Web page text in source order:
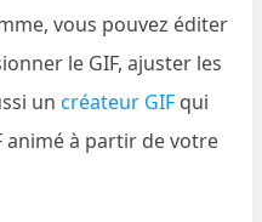
vous pouvez éditer
le GIF, ajuster les
uncréateur GIF qui
animé à partir de votre